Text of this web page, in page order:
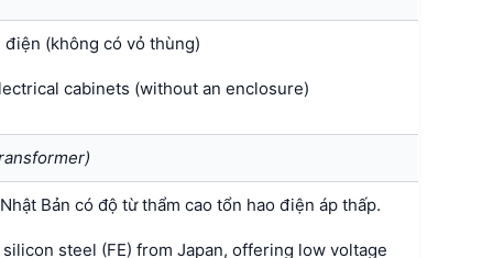
(không có vỏ thùng)
cabinets (without an enclosure)
Bản có độ từ thẩm cao tổn hao điện áp thấp.
steel (FE) from Japan, offering low voltage